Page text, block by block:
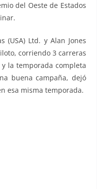
del Oeste de Estados
(USA) Ltd. y Alan Jones
corriendo 3 carreras
la temporada completa
buena campaña, dejó
esa misma temporada.